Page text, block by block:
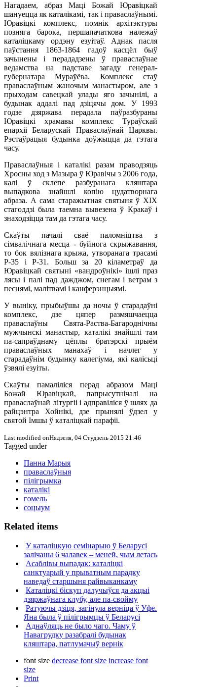
Нагадаем, абраз Маці Божай Юравіцкай
шануецца як каталікамі, так і праваслаўнымі.
Юравіцкі комплекс, помнік архітэктуры
позняга барока, першапачаткова належаў
каталіцкаму ордэну езуітаў. Аднак пасля
паўстання 1863-1864 гадоў касцёл быў
зачынены і перададзены ў праваслаўнае
ведамства на падставе загаду генерал-
губернатара Мураўёва. Комплекс стаў
праваслаўным жаночым манастыром, але з
прыходам савецкай улады яго зачынілі, а
будынак аддалі пад дзіцячы дом. У 1993
годзе дзяржава перадала паўразбураны
Юравіцкі храмавы комплекс Тураўскай
епархіі Беларускай Праваслаўнай Царквы.
Рэстаўрацыя будынка доўжыцца да гэтага
часу.
Праваслаўныя і каталікі разам праводзяць
Хросны ход з Мазыра ў Юравічы з 2006 года,
калі ў склепе разбуранага кляштара
выпадкова знайшлі копію цудатворнага
абраза. А сама старажытная святыня ў XIX
стагоддзі была таемна вывезена ў Кракаў і
знаходзіцца там да гэтага часу.
Скаўты пачалі сваё паломніцтва з
сімвалічнага месца - буйнога скрыжавання,
то бок вялізнага крыжа, утворанага трасамі
Р-35 і Р-31. Больш за 20 кіламетраў да
Юравіцкай святыні «вандроўнікі» ішлі праз
лясы і палі пад дажджом, снегам і ветрам з
песнямі, малітвамі і канферэнцыямі.
У выніку, прыбыўшы да ночы ў старадаўні
комплекс, дзе цяпер размяшчаецца
праваслаўны Свята-Раства-Багароднічны
мужчынскі манастыр, каталікі знайшлі там
па-сапраўднаму цёплы братэрскі прыём
праваслаўных манахаў і начлег у
старадаўнім будынку калегіума, які калісьці
ўзвялі езуіты.
Скаўты памаліліся перад абразом Маці
Божай Юравіцкай, папрысутнічалі на
праваслаўнай літургіі і адправіліся ў шлях да
райцэнтра Хойнікі, дзе прынялі ўдзел у
святой Імшы ў каталіцкай парафіі.
Last modified onНядзеля, 04 Студзень 2015 21:46
Tagged under
Панна Марыя
праваслаўныя
пілігрымка
каталікі
гомель
соцыум
Related items
У каталіцкую семінарыю ў Беларусі
залічаны 6 чалавек – меней, чым летась
Асаблівы выпадак: каталіцкі
санктуарый у прыватным парадку
наведаў старшыня райвыканкаму
Каталіцкі біскуп далучыўся да акцыі
дзяржаўнага клубу, але па-свойму
Ратуючы дзіця, загінула верніца ў Уфе.
Яна была ў пілігрымцы ў Беларусі
Аднаўляць не было чаго. Чаму ў
Навагрудку разабралі будынак
кляштара, патлумачыў вернік
font size decrease font size increase font
size
Print